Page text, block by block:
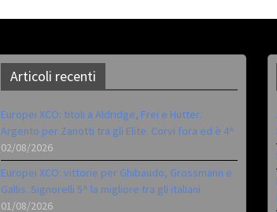
Articoli recenti
Europei XCO: titoli a Aldridge, Frei e Hutter.
Argento per Zanotti tra gli Elite. Corvi fora ed è 4^
02/08/2026
Europei XCO: vittorie per Ghibaudo, Grossmann e
Gallis. Signorelli 5^ la migliore tra gli italiani
01/08/2026